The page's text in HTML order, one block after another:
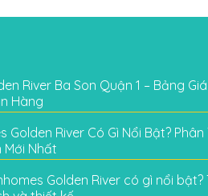
River Ba Son Quận 1 – Bảng
Hàng
Golden River Có Gì Nổi Bật? Phân
Mới Nhất
Golden River có gì nổi